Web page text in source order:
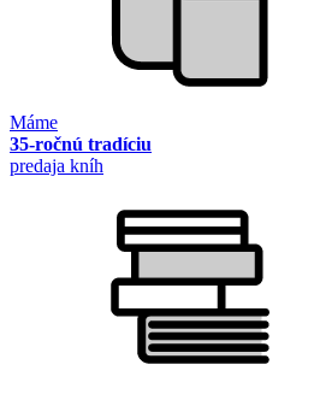
Máme
35-ročnú tradíciu
predaja kníh